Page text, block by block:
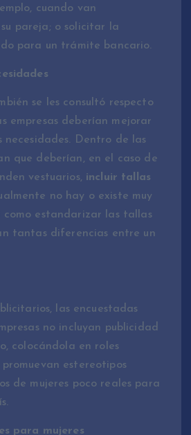
cuando van
pareja; o solicitar la
para un trámite bancario.
se les consultó respecto
empresas deberían mejorar
necesidades. Dentro de las
que deberían, en el caso de
vestuarios, incluir tallas
no hay o existe muy
como estandarizar las tallas
tantas diferencias entre un
las encuestadas
no incluyan publicidad
colocándola en roles
estereotipos
de mujeres poco reales para
para mujeres